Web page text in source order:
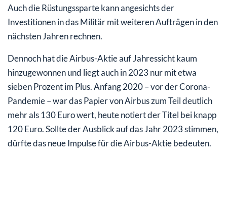
Auch die Rüstungssparte kann angesichts der
Investitionen in das Militär mit weiteren Aufträgen in den
nächsten Jahren rechnen.
Dennoch hat die Airbus-Aktie auf Jahressicht kaum
hinzugewonnen und liegt auch in 2023 nur mit etwa
sieben Prozent im Plus. Anfang 2020 – vor der Corona-
Pandemie – war das Papier von Airbus zum Teil deutlich
mehr als 130 Euro wert, heute notiert der Titel bei knapp
120 Euro. Sollte der Ausblick auf das Jahr 2023 stimmen,
dürfte das neue Impulse für die Airbus-Aktie bedeuten.